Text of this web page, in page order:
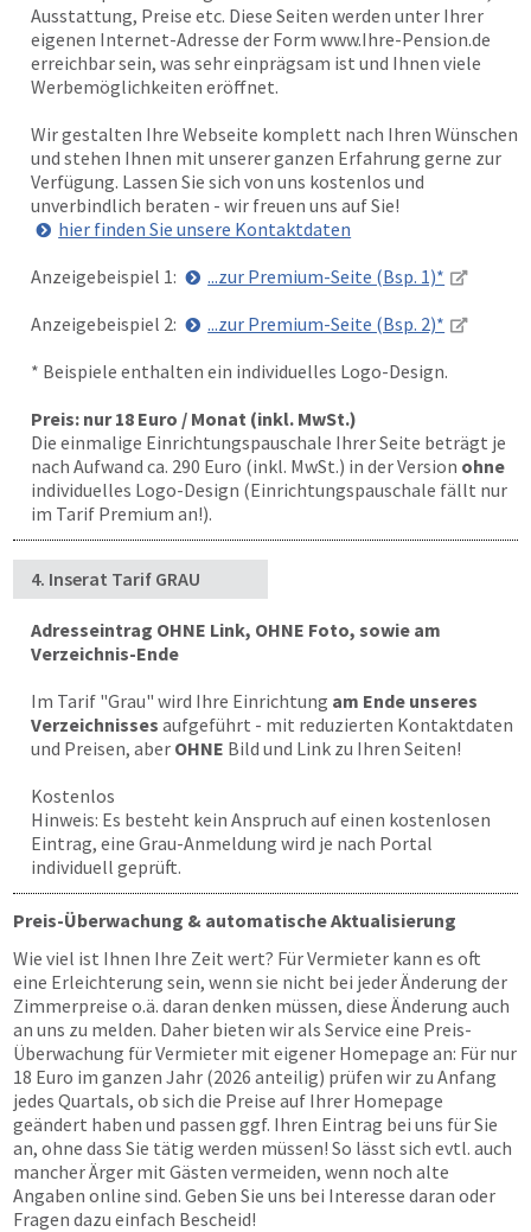
Ausstattung, Preise etc. Diese Seiten werden unter Ihrer
eigenen Internet-Adresse der Form www.Ihre-Pension.de
erreichbar sein, was sehr einprägsam ist und Ihnen viele
Werbemöglichkeiten eröffnet.
Wir gestalten Ihre Webseite komplett nach Ihren Wünschen
und stehen Ihnen mit unserer ganzen Erfahrung gerne zur
Verfügung. Lassen Sie sich von uns kostenlos und
unverbindlich beraten - wir freuen uns auf Sie!
hier finden Sie unsere Kontaktdaten
Anzeigebeispiel 1:
...zur Premium-Seite (Bsp. 1)*
Anzeigebeispiel 2:
...zur Premium-Seite (Bsp. 2)*
* Beispiele enthalten ein individuelles Logo-Design.
Preis: nur 18 Euro / Monat (inkl. MwSt.)
Die einmalige Einrichtungspauschale Ihrer Seite beträgt je
nach Aufwand ca. 290 Euro (inkl. MwSt.) in der Version ohne
individuelles Logo-Design (Einrichtungspauschale fällt nur
im Tarif Premium an!).
4. Inserat Tarif GRAU
Adresseintrag OHNE Link, OHNE Foto, sowie am
Verzeichnis-Ende
Im Tarif "Grau" wird Ihre Einrichtung am Ende unseres
Verzeichnisses aufgeführt - mit reduzierten Kontaktdaten
und Preisen, aber OHNE Bild und Link zu Ihren Seiten!
Kostenlos
Hinweis: Es besteht kein Anspruch auf einen kostenlosen
Eintrag, eine Grau-Anmeldung wird je nach Portal
individuell geprüft.
Preis-Überwachung & automatische Aktualisierung
Wie viel ist Ihnen Ihre Zeit wert? Für Vermieter kann es oft
eine Erleichterung sein, wenn sie nicht bei jeder Änderung der
Zimmerpreise o.ä. daran denken müssen, diese Änderung auch
an uns zu melden. Daher bieten wir als Service eine Preis-
Überwachung für Vermieter mit eigener Homepage an: Für nur
18 Euro im ganzen Jahr (2026 anteilig) prüfen wir zu Anfang
jedes Quartals, ob sich die Preise auf Ihrer Homepage
geändert haben und passen ggf. Ihren Eintrag bei uns für Sie
an, ohne dass Sie tätig werden müssen! So lässt sich evtl. auch
mancher Ärger mit Gästen vermeiden, wenn noch alte
Angaben online sind. Geben Sie uns bei Interesse daran oder
Fragen dazu einfach Bescheid!